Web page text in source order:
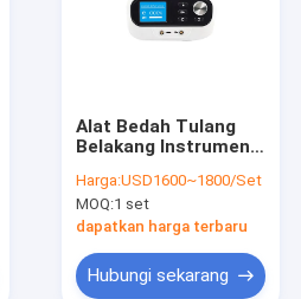
Alat Bedah Tulang
Belakang Instrumen
steel 40000r / mnt
Harga:USD1600~1800/Set
MOQ:1 set
dapatkan harga terbaru
Hubungi sekarang